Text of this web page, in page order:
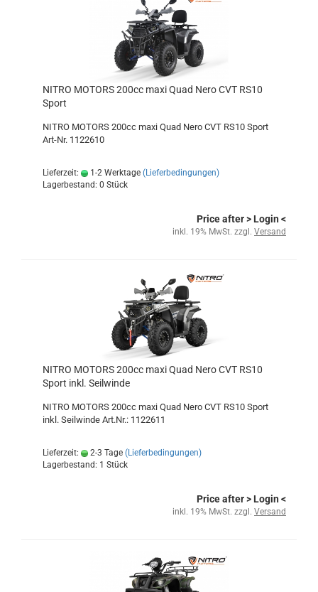
NITRO MOTORS 200cc maxi Quad Nero CVT RS10
Sport
NITRO MOTORS 200cc maxi Quad Nero CVT RS10 Sport
Art-Nr. 1122610
Lieferzeit: 1-2 Werktage (Lieferbedingungen)
Lagerbestand: 0 Stück
Price after> Login <
inkl. 19% MwSt. zzgl. Versand
NITRO MOTORS 200cc maxi Quad Nero CVT RS10
Sport inkl. Seilwinde
NITRO MOTORS 200cc maxi Quad Nero CVT RS10 Sport
inkl. Seilwinde Art.Nr.: 1122611
Lieferzeit: 2-3 Tage (Lieferbedingungen)
Lagerbestand: 1 Stück
Price after> Login <
inkl. 19% MwSt. zzgl. Versand